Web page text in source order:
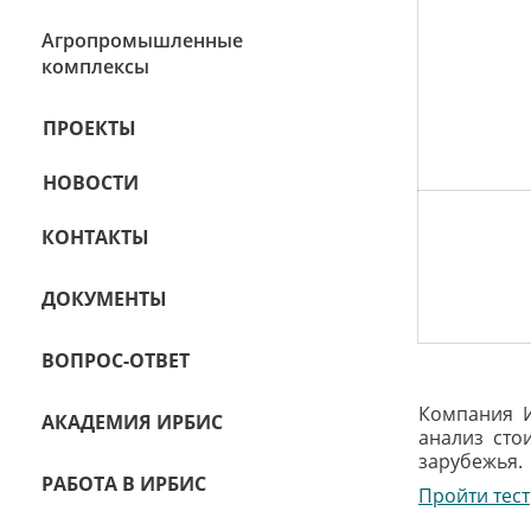
Агропромышленные
комплексы
ПРОЕКТЫ
НОВОСТИ
КОНТАКТЫ
ДОКУМЕНТЫ
ВОПРОС-ОТВЕТ
АКАДЕМИЯ ИРБИС
РАБОТА В ИРБИС
Компания
анализ
зарубежья.
Пройти тест